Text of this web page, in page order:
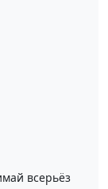
всерьёз